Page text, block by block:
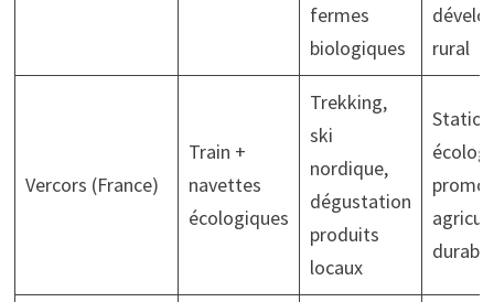
fermes
biologiques
rural
Vercors (France)
Train +
navettes
écologiques
Trekking,
ski
nordique,
dégustation
produits
locaux
durable